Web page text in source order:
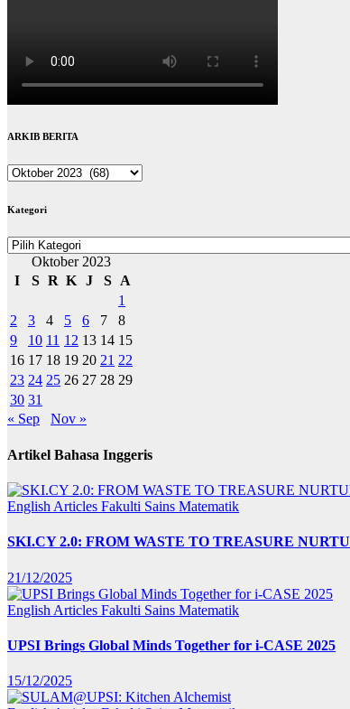
ARKIB BERITA
ARKIB
Kategori
Kategori
Oktober 2023
I
S R K J S A
1
2
3 4 5 6 7
8
9
10 11 12 13 14 15
16 17 18 19 20 21 22
23 24 25 26 27 28 29
30 31
« Sep
Nov »
Artikel Bahasa Inggeris
English Articles Fakulti Sains Matematik
SKI.CY 2.0: FROM WASTE TO TREASURE
21/12/2025
English Articles Fakulti Sains Matematik
UPSI Brings Global Minds Together for i-CASE 2025
15/12/2025